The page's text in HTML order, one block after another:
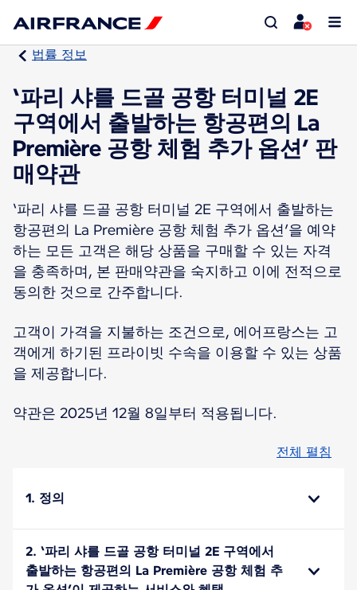
법률 정보
‘파리 샤를 드골 공항 터미널 2E
구역에서 출발하는 항공편의 La
Première 공항 체험 추가 옵션’ 판
매약관
‘파리 샤를 드골 공항 터미널 2E 구역에서 출발하는
항공편의 La Première 공항 체험 추가 옵션’을 예약
하는 모든 고객은 해당 상품을 구매할 수 있는 자격
을 충족하며, 본 판매약관을 숙지하고 이에 전적으로
동의한 것으로 간주합니다.
고객이 가격을 지불하는 조건으로, 에어프랑스는 고
객에게 하기된 프라이빗 수속을 이용할 수 있는 상품
을 제공합니다.
약관은 2025년 12월 8일부터 적용됩니다.
전체 펼침
1. 정의
2. ‘파리 샤를 드골 공항 터미널 2E 구역에서
출발하는 항공편의 La Première 공항 체험 추